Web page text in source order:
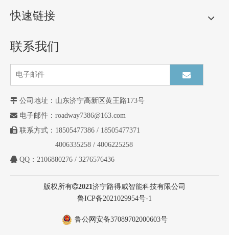
快速链接
联系我们
 公司地址： 山东济宁高新区黄王路173号
 电子邮件： roadway7386@163.com
 联系方式：18505477386 / 18505477371
4006335258 / 4006225258
 QQ：2106880276 / 3276576436
版权所有2021济宁路得威智能科技有限公司
鲁ICP备2021029954号-1
鲁公网安备37089702000603号